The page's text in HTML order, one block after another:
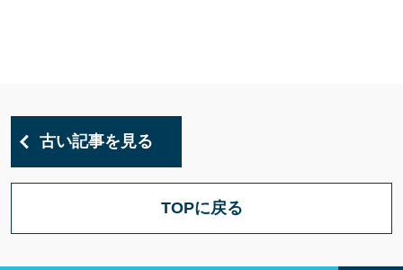
古い記事を見る
TOPに戻る